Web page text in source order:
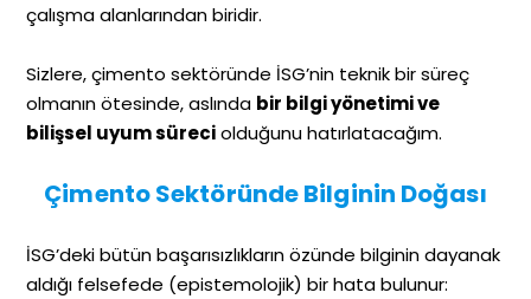
çalışma alanlarından biridir.
Sizlere, çimento sektöründe İSG’nin teknik bir süreç
olmanın ötesinde, aslında bir bilgi yönetimi ve
bilişsel uyum süreciolduğunu hatırlatacağım.
Çimento Sektöründe Bilginin Doğası
İSG’deki bütün başarısızlıkların özünde bilginin dayanak
aldığı felsefede (epistemolojik) bir hata bulunur: